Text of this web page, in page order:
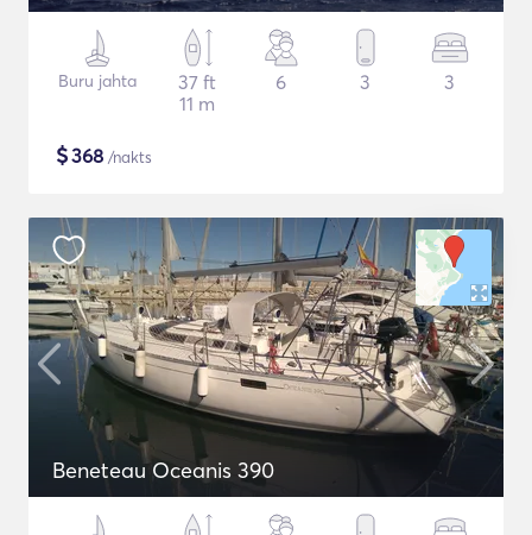
Buru jahta
37 ft
11 m
6 3 3
$368 /nakts
Beneteau Oceanis 390